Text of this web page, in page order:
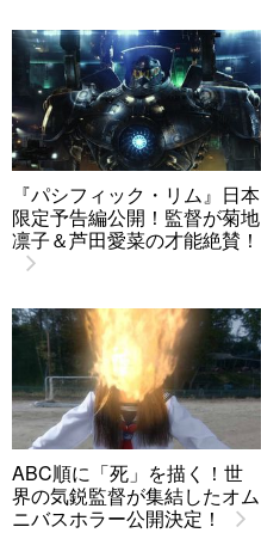
『パシフィック・リム』日本
限定予告編公開！監督が菊地
凛子＆芦田愛菜の才能絶賛！
ABC順に「死」を描く！世
界の気鋭監督が集結したオム
ニバスホラー公開決定！